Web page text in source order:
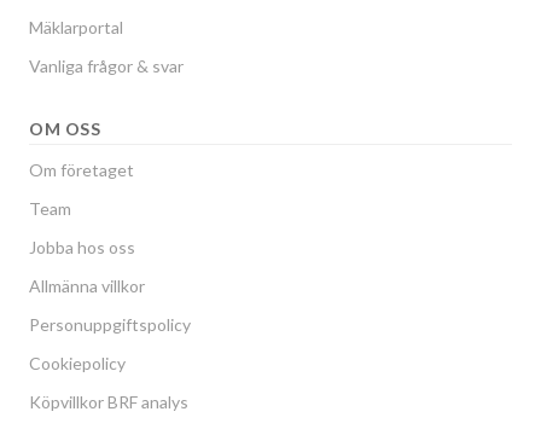
Mäklarportal
Vanliga frågor & svar
OM OSS
Om företaget
Team
Jobba hos oss
Allmänna villkor
Personuppgiftspolicy
Cookiepolicy
Köpvillkor BRF analys